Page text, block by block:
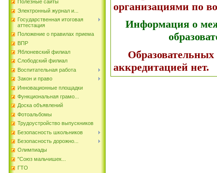
Полезные сайты
Электронный журнал и...
Государственная итоговая
аттестация
Положение о правилах приема
ВПР
Яблоневский филиал
Слободский филиал
Воспитательная работа
Закон и право
Инновационные площадки
Функциональная грамо...
Доска объявлений
Фотоальбомы
Трудоустройство выпускников
Безопасность школьников
Безопасность дорожно...
Олимпиады
"Союз мальчишек...
ГТО
организациями по
Информация о
Образовательных
аккредитацией нет.